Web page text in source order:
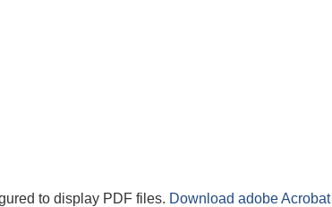
to display PDF files. Download adobe Acrobat